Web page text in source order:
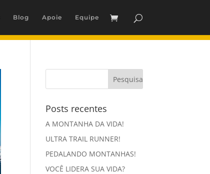
Blog Apoie Equipe
Posts recentes
A MONTANHA DA VIDA!
ULTRA TRAIL RUNNER!
PEDALANDO MONTANHAS!
VOCÊ LIDERA SUA VIDA?